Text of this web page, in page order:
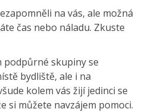
na vás, ale možná
čas nebo náladu. Zkuste
podpůrné skupiny se
bydliště, ale i na
kolem vás žijí jedinci se
si můžete navzájem pomoci.